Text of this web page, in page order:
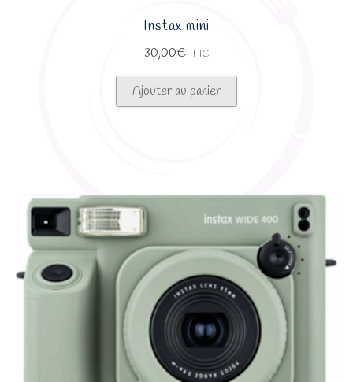
Instax mini
30,00€ TTC
Ajouter au panier